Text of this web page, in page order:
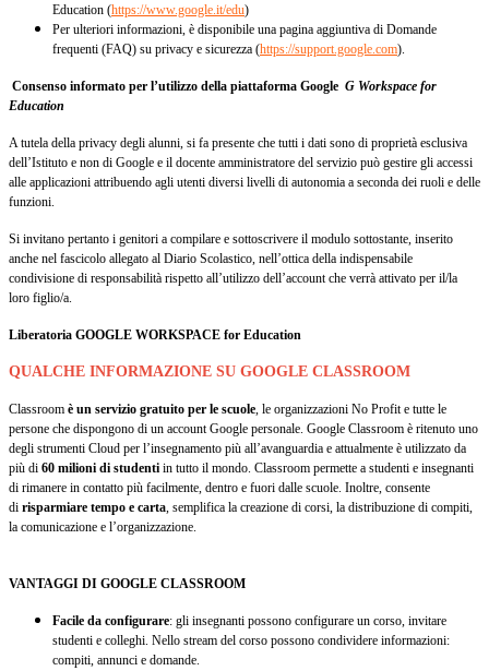
Education (https://www.google.it/edu)
Per ulteriori informazioni, è disponibile una pagina aggiuntiva di Domande
frequenti (FAQ) su privacy e sicurezza (https://support.google.com).
Consenso informato per l’utilizzo della piattaforma Google G Workspace for
Education
A tutela della privacy degli alunni, si fa presente che tutti i dati sono di proprietà esclusiva
dell’Istituto e non di Google e il docente amministratore del servizio può gestire gli accessi
alle applicazioni attribuendo agli utenti diversi livelli di autonomia a seconda dei ruoli e delle
funzioni.
Si invitano pertanto i genitori a compilare e sottoscrivere il modulo sottostante, inserito
anche nel fascicolo allegato al Diario Scolastico, nell’ottica della indispensabile
condivisione di responsabilità rispetto all’utilizzo dell’account che verrà attivato per il/la
loro figlio/a.
Liberatoria GOOGLE WORKSPACE for Education
QUALCHE INFORMAZIONE SU GOOGLE CLASSROOM
Classroom è un servizio gratuito per le scuole, le organizzazioni No Profit e tutte le
persone che dispongono di un account Google personale. Google Classroom è ritenuto uno
degli strumenti Cloud per l’insegnamento più all’avanguardia e attualmente è utilizzato da
più di 60 milioni di studenti in tutto il mondo. Classroom permette a studenti e insegnanti
di rimanere in contatto più facilmente, dentro e fuori dalle scuole. Inoltre, consente
di risparmiare tempo e carta, semplifica la creazione di corsi, la distribuzione di compiti,
la comunicazione e l’organizzazione.
VANTAGGI DI GOOGLE CLASSROOM
Facile da configurare: gli insegnanti possono configurare un corso, invitare
studenti e colleghi. Nello stream del corso possono condividere informazioni:
compiti, annunci e domande.